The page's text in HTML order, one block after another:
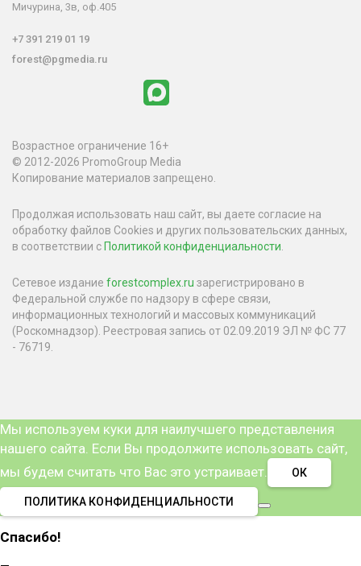
Мичурина, 3в, оф.405
+7 391 219 01 19
forest@pgmedia.ru
Возрастное ограничение 16+
© 2012-2026 PromoGroup Media
Копирование материалов запрещено.
Продолжая использовать наш сайт, вы даете согласие на
обработку файлов Cookies и других пользовательских данных,
в соответствии с Политикой конфиденциальности
Сетевое издание forestcomplex.ru зарегистрировано в
Федеральной службе по надзору в сфере связи,
информационных технологий и массовых коммуникаций
(Роскомнадзор). Реестровая запись от 02.09.2019 ЭЛ № ФС 77
- 76719.
Мы используем куки для наилучшего представления
нашего сайта. Если Вы продолжите использовать сайт,
мы будем считать что Вас это устраивает.
ОК
ПОЛИТИКА КОНФИДЕНЦИАЛЬНОСТИ
Спасибо!